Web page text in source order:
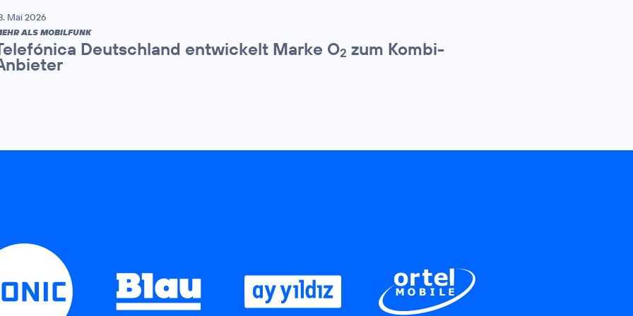
Mai 2026
ALS MOBILFUNK
Deutschland entwickelt Marke O2 zum Kombi-